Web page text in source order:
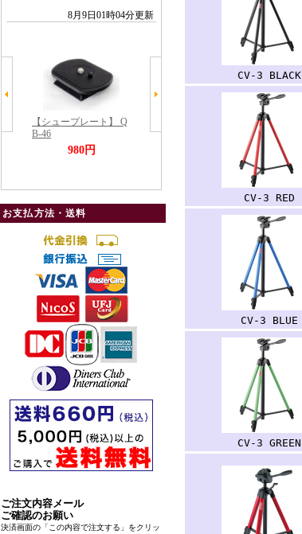
アクセサリー
付属ケーブル
お支払方法・送料
ご注文内容メール
ご確認のお願い
決済画面の「この内容で注文する」をクリッ
CV-3 BLACK
CV-3 RED
CV-3 BLUE
CV-3 GREEN